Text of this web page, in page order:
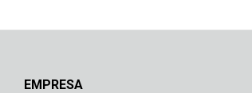
EMPRESA